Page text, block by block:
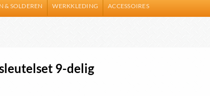
& SOLDEREN WERKKLEDING ACCESSOIRES
9-delig